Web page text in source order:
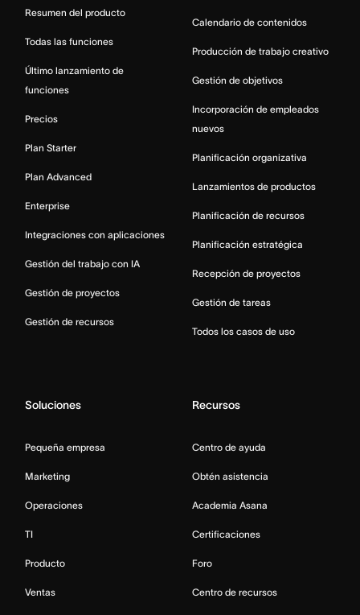
Resumen del producto
Todas las funciones
Último lanzamiento de
funciones
Precios
Plan Starter
Plan Advanced
Enterprise
Integraciones con aplicaciones
Gestión del trabajo con IA
Gestión de proyectos
Gestión de recursos
Calendario de contenidos
Producción de trabajo creativo
Gestión de objetivos
Incorporación de empleados
nuevos
Planificación organizativa
Lanzamientos de productos
Planificación de recursos
Planificación estratégica
Recepción de proyectos
Gestión de tareas
Todos los casos de uso
Soluciones
Pequeña empresa
Marketing
Operaciones
TI
Producto
Ventas
Recursos
Centro de ayuda
Obtén asistencia
Academia Asana
Certificaciones
Foro
Centro de recursos